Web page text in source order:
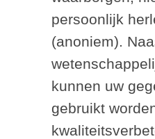
persoonlijk
(anoniem).
kunnen uw
gebruikt